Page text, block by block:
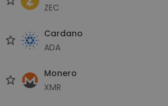
ZEC
Cardano
ADA
Monero
XMR